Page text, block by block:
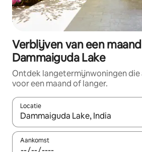
Verblijven van een
Dammaiguda Lake
Ontdek langetermijnwoningen die
voor een maand of langer.
Locatie
Wanneer er resultaten beschikbaar
Aankomst